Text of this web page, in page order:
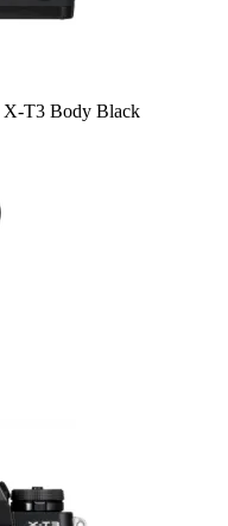
T3 Body Black